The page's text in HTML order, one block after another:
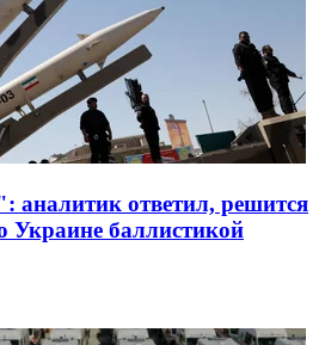
аналитик ответил, решится
Украине баллистикой